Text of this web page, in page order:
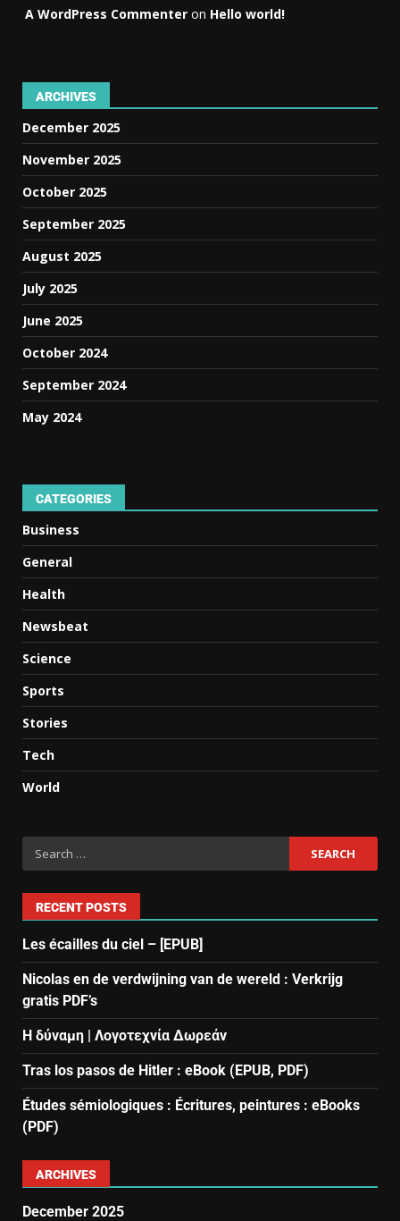
A WordPress Commenter on Hello world!
ARCHIVES
December 2025
November 2025
October 2025
September 2025
August 2025
July 2025
June 2025
October 2024
September 2024
May 2024
CATEGORIES
Business
General
Health
Newsbeat
Science
Sports
Stories
Tech
World
RECENT POSTS
Les écailles du ciel – [EPUB]
Nicolas en de verdwijning van de wereld : Verkrijg
gratis PDF’s
Η δύναμη | Λογοτεχνία Δωρεάν
Tras los pasos de Hitler : eBook (EPUB, PDF)
Études sémiologiques : Écritures, peintures : eBooks
(PDF)
ARCHIVES
December 2025